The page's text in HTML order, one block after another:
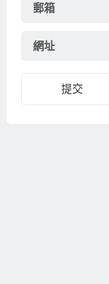
郵箱
網址
提交